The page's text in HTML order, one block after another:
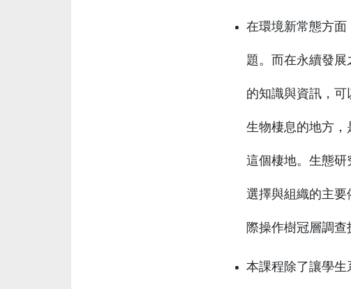
在環境新常態方
題。而在永續發
的知識與資訊，
生物棲息的地方，
這個棲地。生態
選擇與組織的主
際操作樹冠層調查
本課程除了讓學